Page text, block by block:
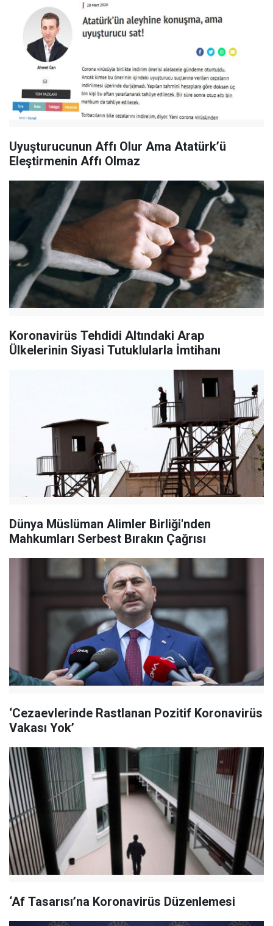
Uyuşturucunun Affı Olur Ama Atatürk’ü
Eleştirmenin Affı Olmaz
Koronavirüs Tehdidi Altındaki Arap
Ülkelerinin Siyasi Tutuklularla İmtihanı
Dünya Müslüman Alimler Birliği'nden
Mahkumları Serbest Bırakın Çağrısı
‘Cezaevlerinde Rastlanan Pozitif Koronavirüs
Vakası Yok’
‘Af Tasarısı’na Koronavirüs Düzenlemesi